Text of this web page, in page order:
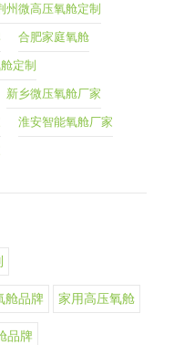
州微高压氧舱定制
合肥家庭氧舱
定制
新乡微压氧舱厂家
淮安智能氧舱厂家
舱品牌 家用高压氧舱
品牌